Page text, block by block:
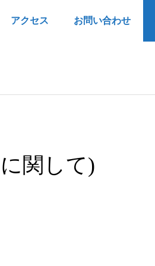
アクセス お問い合わせ
関して)